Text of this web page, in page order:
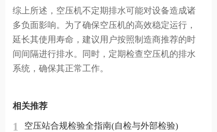
综上所述，空压机不定期排水可能对设备造成诸
多负面影响。为了确保空压机的高效稳定运行，
延长其使用寿命，建议用户按照制造商推荐的时
间间隔进行排水。同时，定期检查空压机的排水
系统，确保其正常工作。
相关推荐
1 空压站合规检验全指南(自检与外部检验)